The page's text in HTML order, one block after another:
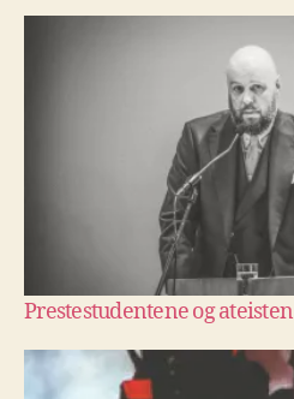
Prestestudentene og ateisten